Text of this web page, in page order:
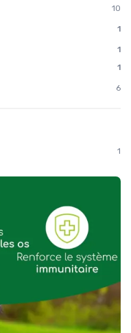
10
1
1
1
6
1